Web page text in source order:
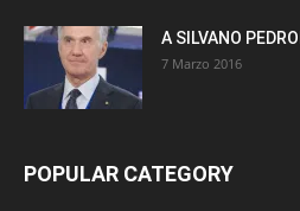
A SILVANO
7 Marzo 2016
POPULAR CATEGORY